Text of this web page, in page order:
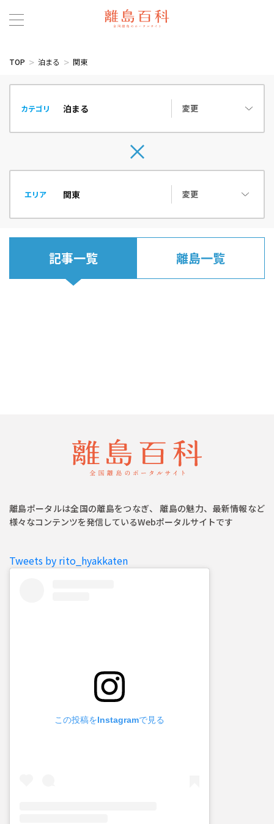
TOP 泊まる 関東
カテゴリ 変更
エリア 変更
記事一覧 離島一覧
離島ポータルは全国の離島をつなぎ、 離島の魅力、最新情報など
様々なコンテンツを発信しているWebポータルサイトです
Tweets by rito_hyakkaten
この投稿をInstagramで見る